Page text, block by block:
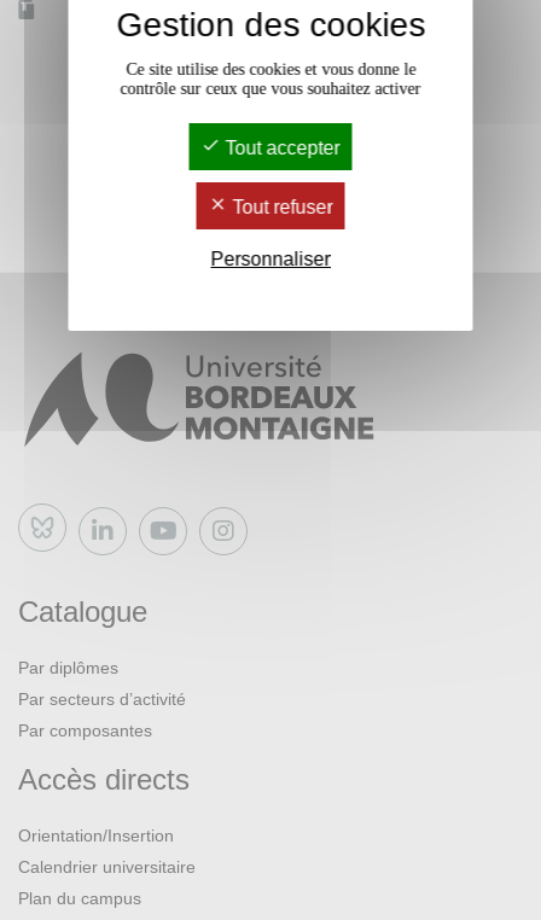
Accessible à distance
Bluesky
Catalogue
Par diplômes
Par secteurs d’activité
Par composantes
Accès directs
Orientation/Insertion
Calendrier universitaire
Plan du campus
Gestion des cookies
Ce site utilise des cookies et vous donne le
contrôle sur ceux que vous souhaitez activer
Tout accepter
Tout refuser
Personnaliser